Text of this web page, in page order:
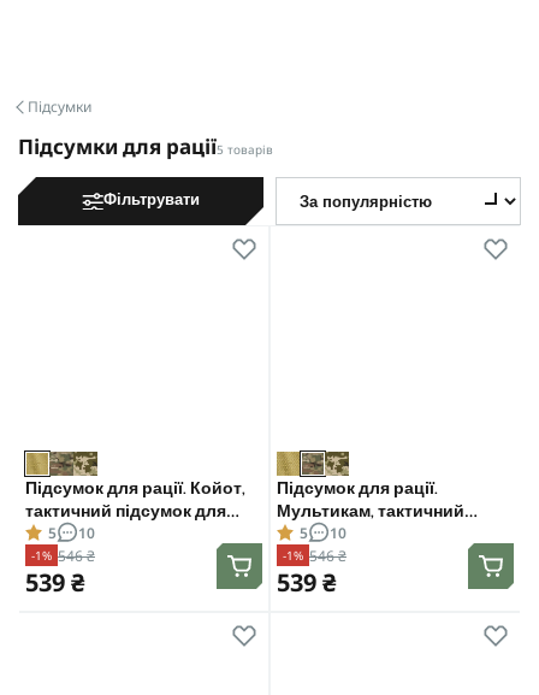
Підсумки
Підсумки для рації5 товарів
Фільтрувати
Підсумок для рації. Койот,
тактичний підсумок для
Motorola 4400/4800
5 10
-1% 546 ₴
539 ₴
Підсумок для рації.
Мультикам, тактичний
підсумок для Motorola
4400/4800
5 10
-1% 546 ₴
539 ₴